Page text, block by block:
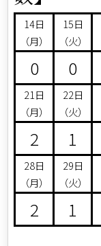
14日
（月）
15日
（火）
0 0
21日
（月）
22日
（火）
2 1
28日
（月）
29日
（火）
2 1